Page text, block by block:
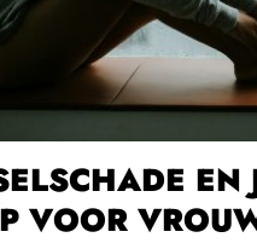
EN
VOOR